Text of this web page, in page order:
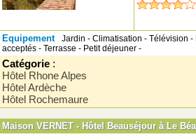
Equipement
Jardin - Climatisation - Télévision -
acceptés - Terrasse - Petit déjeuner -
Catégorie :
Hôtel Rhone Alpes
Hôtel Ardèche
Hôtel Rochemaure
Maison VERNET - Hôtel Beauséjour à Le